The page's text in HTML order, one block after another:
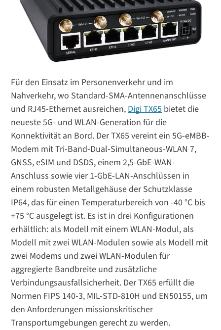
Für den Einsatz im Personenverkehr und im
Nahverkehr, wo Standard-SMA-Antennenanschlüsse
und RJ45-Ethernet ausreichen,Digi TX65bietet die
neueste 5G- und WLAN-Generation für die
Konnektivität an Bord. Der TX65 vereint ein 5G-eMBB-
Modem mit Tri-Band-Dual-Simultaneous-WLAN 7,
GNSS, eSIM und DSDS, einem 2,5-GbE-WAN-
Anschluss sowie vier 1-GbE-LAN-Anschlüssen in
einem robusten Metallgehäuse der Schutzklasse
IP64, das für einen Temperaturbereich von -40 °C bis
+75 °C ausgelegt ist. Es ist in drei Konfigurationen
erhältlich: als Modell mit einem WLAN-Modul, als
Modell mit zwei WLAN-Modulen sowie als Modell mit
zwei Modems und zwei WLAN-Modulen für
aggregierte Bandbreite und zusätzliche
Verbindungsausfallsicherheit. Der TX65 erfüllt die
Normen FIPS 140-3, MIL-STD-810H und EN50155, um
den Anforderungen missionskritischer
Transportumgebungen gerecht zu werden.